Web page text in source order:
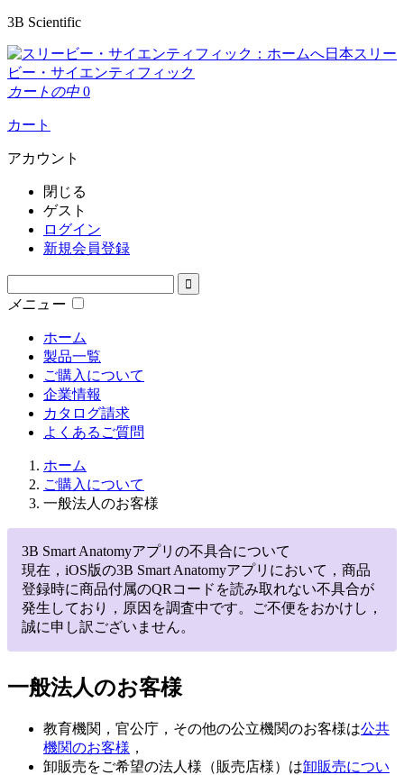
3B Scientific
日本スリー
ビー・サイエンティフィック
カートの中 0
カート
アカウント
閉じる
ゲスト
ログイン
新規会員登録
メニュー
ホーム
製品一覧
ご購入について
企業情報
カタログ請求
よくあるご質問
ホーム
ご購入について
一般法人のお客様
3B Smart Anatomyアプリの不具合について
現在，iOS版の3B Smart Anatomyアプリにおいて，商品
登録時に商品付属のQRコードを読み取れない不具合が
発生しており，原因を調査中です。ご不便をおかけし，
誠に申し訳ございません。
一般法人のお客様
教育機関，官公庁，その他の公立機関のお客様は公共
機関のお客様 ，
卸販売をご希望の法人様（販売店様）は卸販売につい